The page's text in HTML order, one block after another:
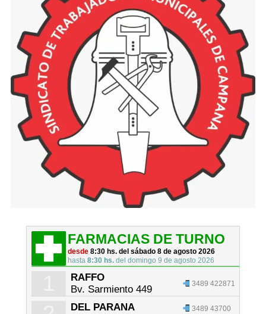
FARMACIAS DE TURNO
desde8:30 hs. del sábado 8 de agosto 2026
hasta8:30 hs. del domingo 9 de agosto 2026
RAFFO
Bv. Sarmiento 449
3489 422871
DEL PARANA
3489 43700